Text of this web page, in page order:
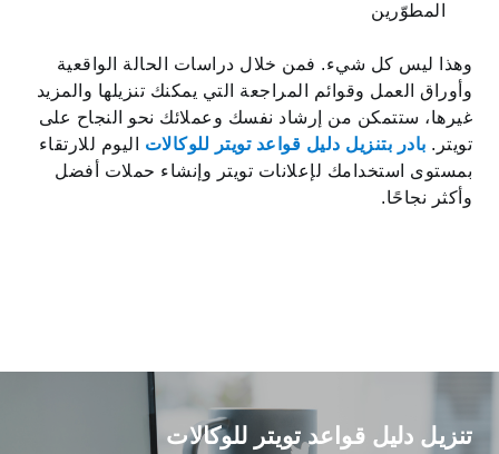
المطوّرين
وهذا ليس كل شيء. فمن خلال دراسات الحالة الواقعية
وأوراق العمل وقوائم المراجعة التي يمكنك تنزيلها والمزيد
غيرها، ستتمكن من إرشاد نفسك وعملائك نحو النجاح على
تويتر. بادر بتنزيل دليل قواعد تويتر للوكالات
اليوم للارتقاء
بمستوى استخدامك لإعلانات تويتر وإنشاء حملات أفضل
وأكثر نجاحًا.
تنزيل دليل قواعد تويتر للوكالات